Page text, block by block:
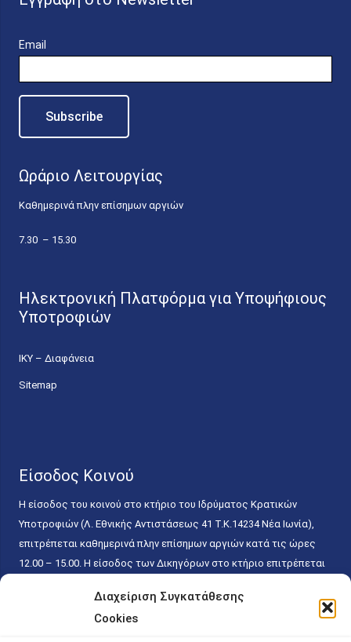
Διαχείριση Συγκατάθεσης
Cookies
Email
Ωράριο Λειτουργίας
Καθημερινά πλην επίσημων αργιών
7.30 – 15.30
Ηλεκτρονική Πλατφόρμα για Υποψήφιους
Υποτροφιών
ΙΚΥ – Διαφάνεια
Sitemap
Είσοδος Κοινού
Η είσοδος του κοινού στο κτήριο του Ιδρύματος Κρατικών
Υποτροφιών (Λ. Εθνικής Αντιστάσεως 41 T.K.14234 Νέα Ιωνία),
επιτρέπεται καθημερινά πλην επίσημων αργιών κατά τις ώρες
12.00 – 15.00. Η είσοδος των Δικηγόρων στο κτήριο επιτρέπεται
κάθε εργάσιμη ημέρα και ώρα χωρίς κανέναν χρονικό ή άλλο
περιορισμό. Η είσοδος του κοινού ειδικά στο γραφείο του